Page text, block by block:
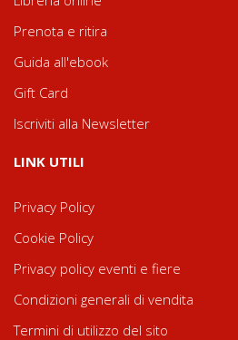
Prenota e ritira
Guida all'ebook
Gift Card
Iscriviti alla Newsletter
LINK UTILI
Privacy Policy
Cookie Policy
Privacy policy eventi e fiere
Condizioni generali di vendita
Termini di utilizzo del sito